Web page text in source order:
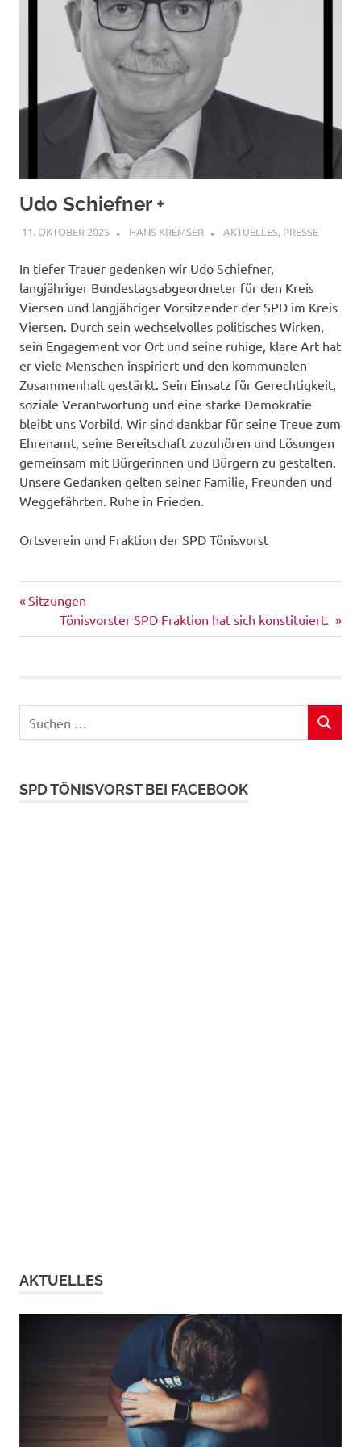
Udo Schiefner +
11. OKTOBER 2025 HANS KREMSER AKTUELLES, PRESSE
In tiefer Trauer gedenken wir Udo Schiefner,
langjähriger Bundestagsabgeordneter für den Kreis
Viersen und langjähriger Vorsitzender der SPD im Kreis
Viersen. Durch sein wechselvolles politisches Wirken,
sein Engagement vor Ort und seine ruhige, klare Art hat
er viele Menschen inspiriert und den kommunalen
Zusammenhalt gestärkt. Sein Einsatz für Gerechtigkeit,
soziale Verantwortung und eine starke Demokratie
bleibt uns Vorbild. Wir sind dankbar für seine Treue zum
Ehrenamt, seine Bereitschaft zuzuhören und Lösungen
gemeinsam mit Bürgerinnen und Bürgern zu gestalten.
Unsere Gedanken gelten seiner Familie, Freunden und
Weggefährten. Ruhe in Frieden.
Ortsverein und Fraktion der SPD Tönisvorst
Beitragsnavigation
Vorheriger
Beitrag:
Sitzungen
Nächster
Beitrag:
Tönisvorster SPD Fraktion hat sich konstituiert.
nach:
SUCHEN
SPD TÖNISVORST BEI FACEBOOK
AKTUELLES